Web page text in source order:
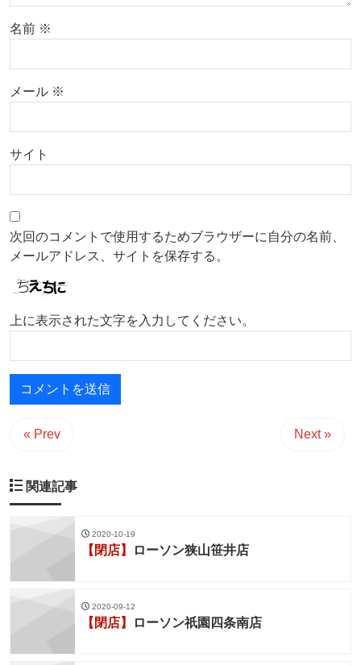
名前 ※
メール ※
サイト
次回のコメントで使用するためブラウザーに自分の名前、
メールアドレス、サイトを保存する。
上に表示された文字を入力してください。
« Prev Next »
関連記事
2020-10-19
【閉店】 ローソン狭山笹井店
2020-09-12
【閉店】 ローソン祇園四条南店